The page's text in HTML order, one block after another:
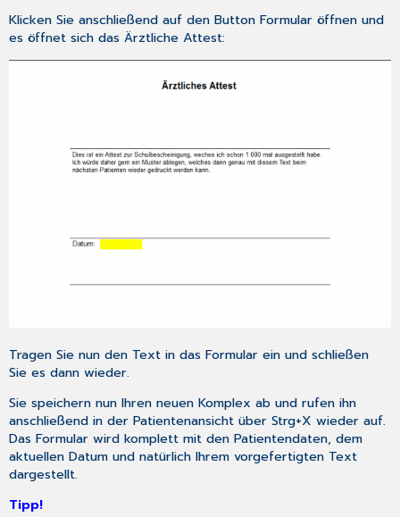
Klicken Sie anschließend auf den ButtonFormular öffnen und
es öffnet sich das Ärztliche Attest:
Tragen Sie nun den Text in das Formular ein und schließen
Sie es dann wieder.
Sie speichern nun Ihren neuen Komplex ab und rufen ihn
anschließend in der Patientenansicht überStrg+X wieder auf.
Das Formular wird komplett mit den Patientendaten, dem
aktuellen Datum und natürlich Ihrem vorgefertigten Text
dargestellt.
Tipp!